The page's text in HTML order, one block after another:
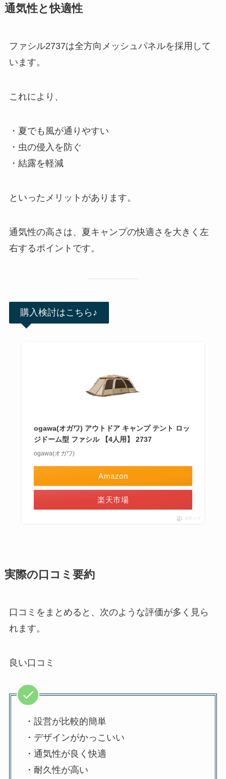
通気性と快適性
ファシル2737は全方向メッシュパネルを採用して
います。
これにより、
・夏でも風が通りやすい
・虫の侵入を防ぐ
・結露を軽減
といったメリットがあります。
通気性の高さは、夏キャンプの快適さを大きく左
右するポイントです。
購入検討はこちら♪
ogawa(オガワ) アウトドア キャンプ テント ロッ
ジドーム型 ファシル 【4人用】 2737
ogawa(オガワ)
Amazon
楽天市場
ポチップ
実際の口コミ要約
口コミをまとめると、次のような評価が多く見ら
れます。
良い口コミ
・設営が比較的簡単
・デザインがかっこいい
・通気性が良く快適
・耐久性が高い